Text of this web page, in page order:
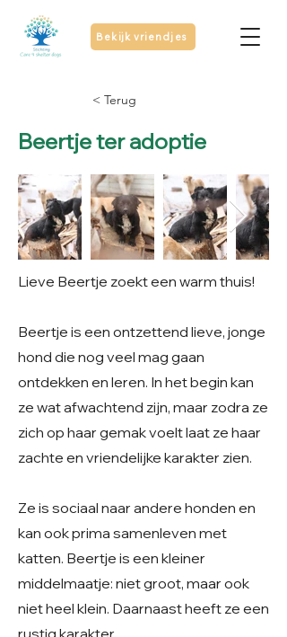
Bekijk vriendjes
< Terug
Beertje ter adoptie
Lieve Beertje zoekt een warm thuis!
Beertje is een ontzettend lieve, jonge
hond die nog veel mag gaan
ontdekken en leren. In het begin kan
ze wat afwachtend zijn, maar zodra ze
zich op haar gemak voelt laat ze haar
zachte en vriendelijke karakter zien.
Ze is sociaal naar andere honden en
kan ook prima samenleven met
katten. Beertje is een kleiner
middelmaatje: niet groot, maar ook
niet heel klein. Daarnaast heeft ze een
rustig karakter.